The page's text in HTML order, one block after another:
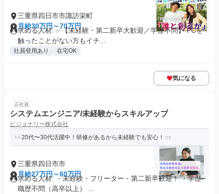
三重県四日市市諏訪栄町
月給30万円～70万円
求める人材: ✅【未経験・第二新卒大歓迎／学歴不問】 PCを
触ったことがない方もイチ...
社員登用あり 在宅OK
気になる
正社員
システムエンジニア/未経験からスキルアップ
ビジョナリー株式会社
20代〜30代活躍中！研修があるから未経験でも安心！
三重県四日市市
月給27万円～60万円
求める人材: ・未経験・フリーター・第二新卒歓迎！ ・学歴・
職歴不問（高卒以上） ...